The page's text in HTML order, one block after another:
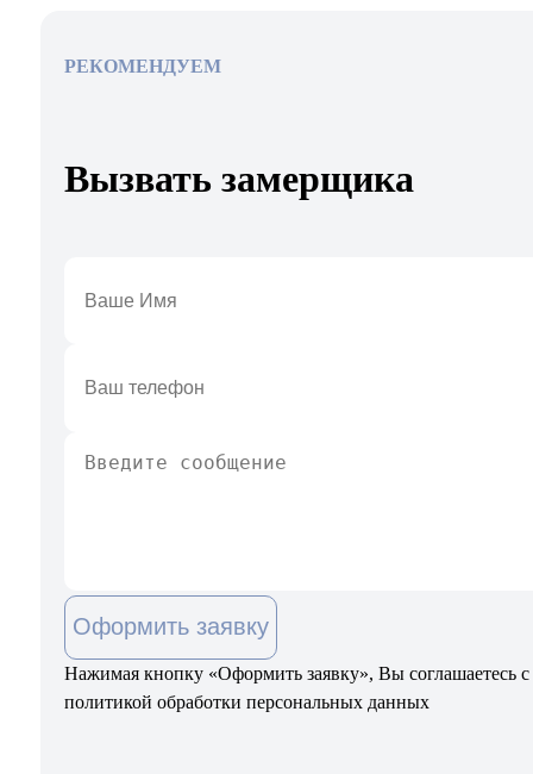
РЕКОМЕНДУЕМ
Вызвать замерщика
Оформить заявку
Нажимая кнопку «Оформить заявку», Вы соглашаетесь с
политикой обработки персональных данных